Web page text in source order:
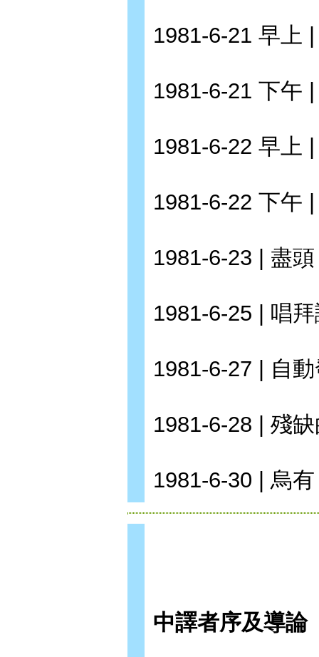
1981-6-21 早上
1981-6-21 下午
1981-6-22 早上
1981-6-22 下午
1981-6-23 | 盡頭
1981-6-25 | 唱
1981-6-27 | 自
1981-6-28 | 殘
1981-6-30 | 烏有
中譯者序及導論